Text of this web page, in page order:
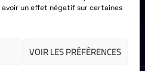
un effet négatif sur certaines
VOIR LES PRÉFÉRENCES